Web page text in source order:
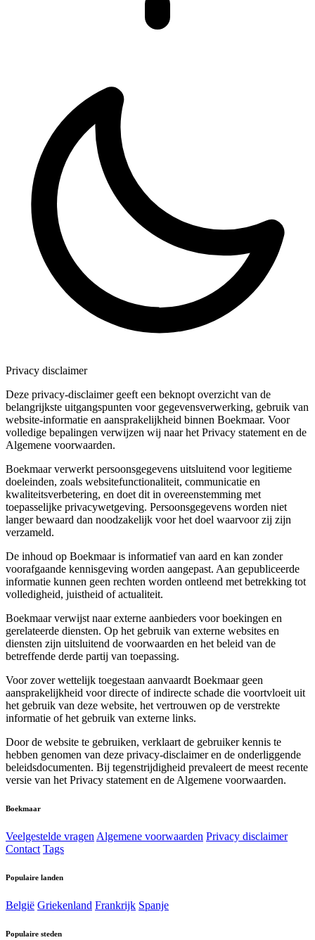
Privacy disclaimer
Deze privacy-disclaimer geeft een beknopt overzicht van de
belangrijkste uitgangspunten voor gegevensverwerking, gebruik van
website-informatie en aansprakelijkheid binnen Boekmaar. Voor
volledige bepalingen verwijzen wij naar het Privacy statement en de
Algemene voorwaarden.
Boekmaar verwerkt persoonsgegevens uitsluitend voor legitieme
doeleinden, zoals websitefunctionaliteit, communicatie en
kwaliteitsverbetering, en doet dit in overeenstemming met
toepasselijke privacywetgeving. Persoonsgegevens worden niet
langer bewaard dan noodzakelijk voor het doel waarvoor zij zijn
verzameld.
De inhoud op Boekmaar is informatief van aard en kan zonder
voorafgaande kennisgeving worden aangepast. Aan gepubliceerde
informatie kunnen geen rechten worden ontleend met betrekking tot
volledigheid, juistheid of actualiteit.
Boekmaar verwijst naar externe aanbieders voor boekingen en
gerelateerde diensten. Op het gebruik van externe websites en
diensten zijn uitsluitend de voorwaarden en het beleid van de
betreffende derde partij van toepassing.
Voor zover wettelijk toegestaan aanvaardt Boekmaar geen
aansprakelijkheid voor directe of indirecte schade die voortvloeit uit
het gebruik van deze website, het vertrouwen op de verstrekte
informatie of het gebruik van externe links.
Door de website te gebruiken, verklaart de gebruiker kennis te
hebben genomen van deze privacy-disclaimer en de onderliggende
beleidsdocumenten. Bij tegenstrijdigheid prevaleert de meest recente
versie van het Privacy statement en de Algemene voorwaarden.
Boekmaar
Veelgestelde vragen Algemene voorwaarden Privacy disclaimer
Contact Tags
Populaire landen
België Griekenland Frankrijk Spanje
Populaire steden